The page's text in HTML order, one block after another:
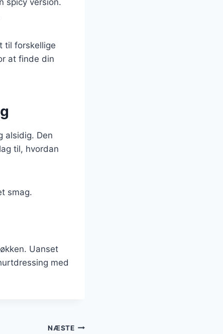
spicy version.
til forskellige
at finde din
alsidig. Den
til, hvordan
smag.
Uanset
med
NÆSTE